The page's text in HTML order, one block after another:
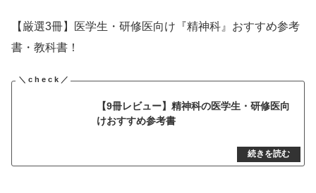
【厳選3冊】医学生・研修医向け『精神科』おすすめ参考
書・教科書！
【9冊レビュー】精神科の医学生・研修医向
けおすすめ参考書